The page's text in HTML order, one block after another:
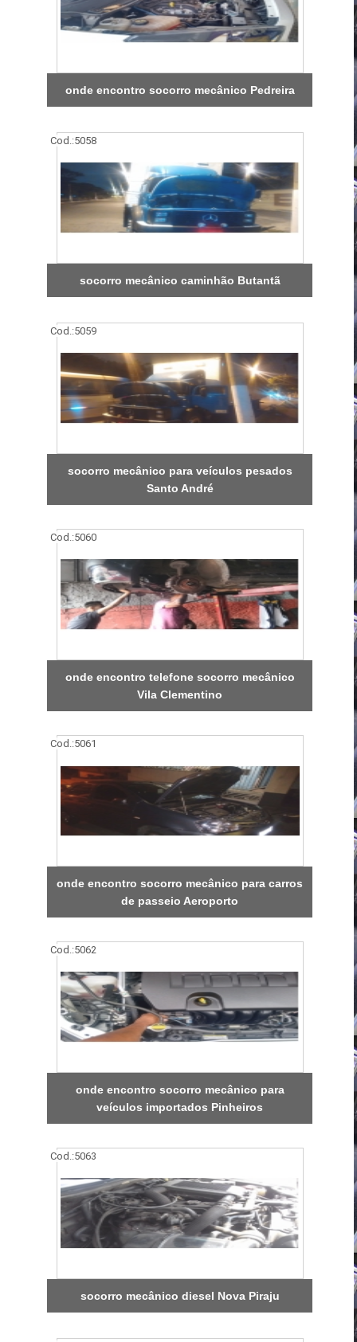
onde encontro socorro mecânico Pedreira
Cod.:5058
socorro mecânico caminhão Butantã
Cod.:5059
socorro mecânico para veículos pesados
Santo André
Cod.:5060
onde encontro telefone socorro mecânico
Vila Clementino
Cod.:5061
onde encontro socorro mecânico para carros
de passeio Aeroporto
Cod.:5062
onde encontro socorro mecânico para
veículos importados Pinheiros
Cod.:5063
socorro mecânico diesel Nova Piraju